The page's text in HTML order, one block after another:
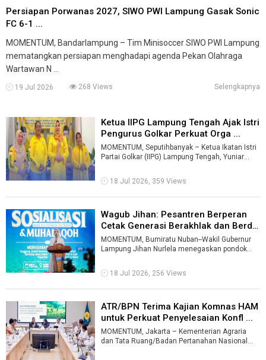
Persiapan Porwanas 2027, SIWO PWI Lampung Gasak Sonic
FC 6-1 ...
MOMENTUM, Bandarlampung – Tim Minisoccer SIWO PWI Lampung
mematangkan persiapan menghadapi agenda Pekan Olahraga
Wartawan N ...
19 Jul 2026 268 Views Selengkapnya
Ketua IIPG Lampung Tengah Ajak Istri
Pengurus Golkar Perkuat Orga ...
MOMENTUM, Seputihbanyak – Ketua Ikatan Istri
Partai Golkar (IIPG) Lampung Tengah, Yuniar
18 Jul 2026, 359 Views
Wagub Jihan: Pesantren Berperan
Cetak Generasi Berakhlak dan Berd
...
MOMENTUM, Bumiratu Nuban--Wakil Gubernur
Lampung Jihan Nurlela menegaskan pondok
...
18 Jul 2026, 256 Views
ATR/BPN Terima Kajian Komnas HAM
untuk Perkuat Penyelesaian Konfl ...
MOMENTUM, Jakarta – Kementerian Agraria
dan Tata Ruang/Badan Pertanahan Nasional